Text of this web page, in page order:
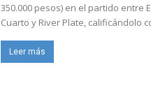
350.000 pesos) en el partido entre
Cuarto y River Plate, calificándolo
Leer más